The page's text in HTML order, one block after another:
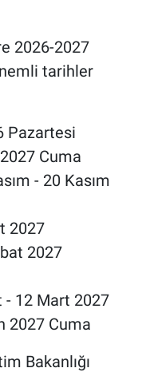
2026-2027
tarihler
Pazartesi
Cuma
- 20 Kasım
2027
2027
12 Mart 2027
2027 Cuma
Bakanlığı